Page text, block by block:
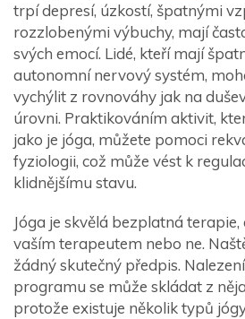
trpí depresí, úzkostí, špatnými
rozzlobenými výbuchy, mají
svých emocí. Lidé, kteří mají
autonomní nervový systém,
vychýlit z rovnováhy jak na
úrovni. Praktikováním aktivit,
jako je jóga, můžete pomoci
fyziologii, což může vést k
klidnějšímu stavu.
Jóga je skvělá bezplatná
vaším terapeutem nebo ne.
žádný skutečný předpis.
programu se může skládat z
protože existuje několik typů